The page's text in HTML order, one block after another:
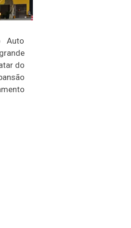
Auto
do